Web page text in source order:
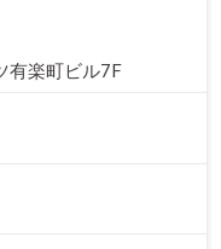
有楽町ビル7F